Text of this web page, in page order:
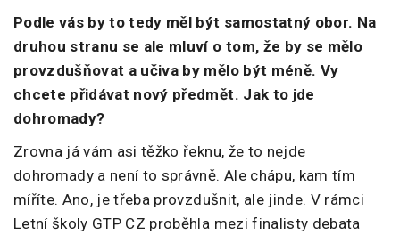
Podle vás by to tedy měl být samostatný obor. Na
druhou stranu se ale mluví o tom, že by se mělo
provzdušňovat a učiva by mělo být méně. Vy
chcete přidávat nový předmět. Jak to jde
dohromady?
Zrovna já vám asi těžko řeknu, že to nejde
dohromady a není to správně. Ale chápu, kam tím
míříte. Ano, je třeba provzdušnit, ale jinde. V rámci
Letní školy GTP CZ proběhla mezi finalisty debata